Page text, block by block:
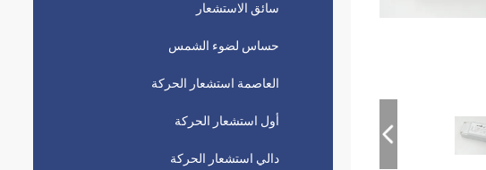
سائق الاستشعار
حساس لضوء الشمس
العاصمة استشعار الحركة
أول استشعار الحركة
دالي استشعار الحركة